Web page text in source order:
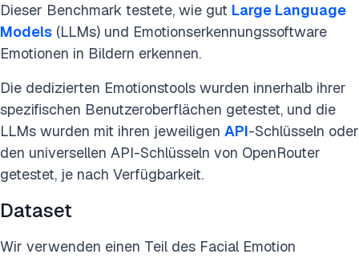
Dieser Benchmark testete, wie gut Large Language
Models (LLMs) und Emotionserkennungssoftware
Emotionen in Bildern erkennen.
Die dedizierten Emotionstools wurden innerhalb ihrer
spezifischen Benutzeroberflächen getestet, und die
LLMs wurden mit ihren jeweiligen API-Schlüsseln oder
den universellen API-Schlüsseln von OpenRouter
getestet, je nach Verfügbarkeit.
Dataset
Wir verwenden einen Teil des Facial Emotion